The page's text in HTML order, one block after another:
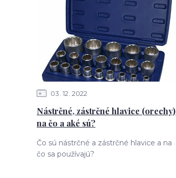
03 12 2022
Nástrčné, zástrčné hlavice (orechy)
na čo a aké sú?
Čo sú nástrčné a zástrčné hlavice a na
čo sa používajú?